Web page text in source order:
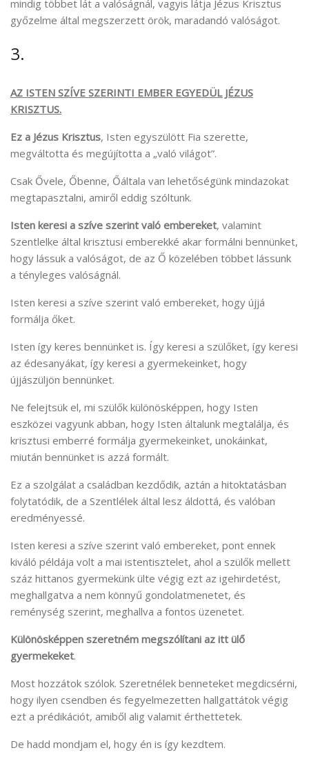
mindig többet lát a valóságnál, vagyis látja Jézus Krisztus
győzelme által megszerzett örök, maradandó valóságot.
3.
AZ ISTEN SZÍVE SZERINTI EMBER EGYEDÜL JÉZUS
KRISZTUS.
Ez a Jézus Krisztus, Isten egyszülött Fia szerette,
megváltotta és megújította a „való világot”.
Csak Ővele, Őbenne, Őáltala van lehetőségünk mindazokat
megtapasztalni, amiről eddig szóltunk.
Isten keresi a szíve szerint való embereket, valamint
Szentlelke által krisztusi emberekké akar formálni bennünket,
hogy lássuk a valóságot, de az Ő közelében többet lássunk
a tényleges valóságnál.
Isten keresi a szíve szerint való embereket, hogy újjá
formálja őket.
Isten így keres bennünket is. Így keresi a szülőket, így keresi
az édesanyákat, így keresi a gyermekeinket, hogy
újjászüljön bennünket.
Ne felejtsük el, mi szülők különösképpen, hogy Isten
eszközei vagyunk abban, hogy Isten általunk megtalálja, és
krisztusi emberré formálja gyermekeinket, unokáinkat,
miután bennünket is azzá formált.
Ez a szolgálat a családban kezdődik, aztán a hitoktatásban
folytatódik, de a Szentlélek által lesz áldottá, és valóban
eredményessé.
Isten keresi a szíve szerint való embereket, pont ennek
kiváló példája volt a mai istentisztelet, ahol a szülők mellett
száz hittanos gyermekünk ülte végig ezt az igehirdetést,
meghallgatva a nem könnyű gondolatmenetet, és
reménység szerint, meghallva a fontos üzenetet.
Különösképpen szeretném megszólítani az itt ülő
gyermekeket.
Most hozzátok szólok. Szeretnélek benneteket megdicsérni,
hogy ilyen csendben és fegyelmezetten hallgattátok végig
ezt a prédikációt, amiből alig valamit érthettetek.
De hadd mondjam el, hogy én is így kezdtem.